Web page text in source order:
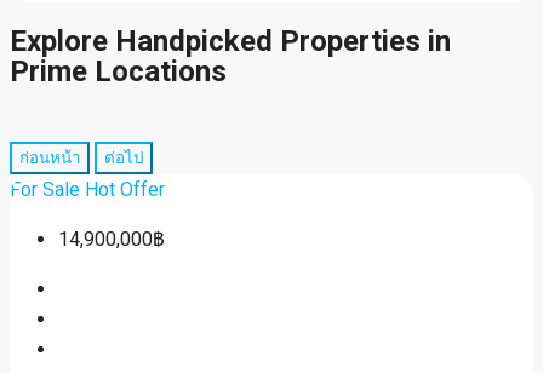
Explore Handpicked Properties in
Prime Locations
ก่อนหน้า ต่อไป
For Sale Hot Offer
14,900,000฿